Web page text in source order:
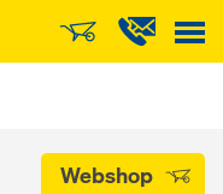
Webshop